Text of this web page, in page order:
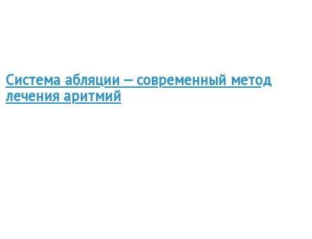
Система абляции — современный метод
лечения аритмий